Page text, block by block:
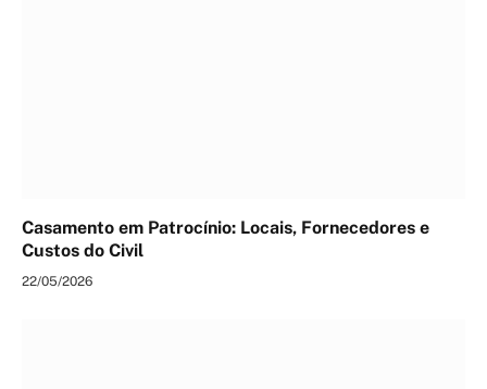
Casamento em Patrocínio: Locais, Fornecedores e
Custos do Civil
22/05/2026